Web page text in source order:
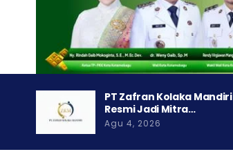
PT Zafran Kolaka Mandiri
Resmi Jadi Mitra…
Agu 4, 2026